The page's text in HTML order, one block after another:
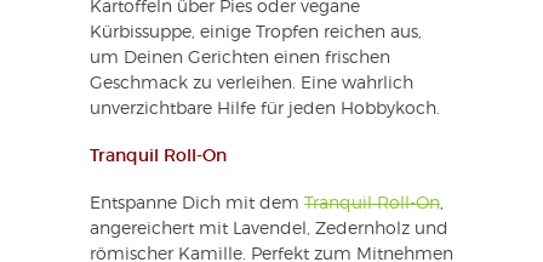
Kartoffeln über Pies oder vegane
Kürbissuppe, einige Tropfen reichen aus,
um Deinen Gerichten einen frischen
Geschmack zu verleihen. Eine wahrlich
unverzichtbare Hilfe für jeden Hobbykoch.
Tranquil Roll-On
Entspanne Dich mit dem Tranquil Roll-On
angereichert mit Lavendel, Zedernholz und
römischer Kamille. Perfekt zum Mitnehmen